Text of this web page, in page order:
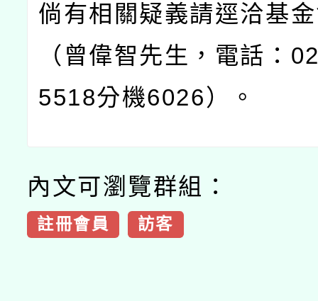
倘有相關疑義請逕洽基
（曾偉智先生，電話：
5518分機6026）。
內文可瀏覽群組：
註冊會員 訪客